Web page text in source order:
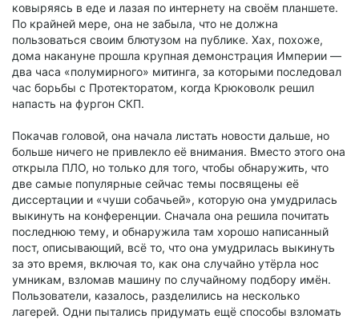
ковыряясь в еде и лазая по интернету на своём планшете.
По крайней мере, она не забыла, что не должна
пользоваться своим блютузом на публике. Хах, похоже,
дома накануне прошла крупная демонстрация Империи —
два часа «полумирного» митинга, за которыми последовал
час борьбы с Протекторатом, когда Крюковолк решил
напасть на фургон СКП.
Покачав головой, она начала листать новости дальше, но
больше ничего не привлекло её внимания. Вместо этого она
открыла ПЛО, но только для того, чтобы обнаружить, что
две самые популярные сейчас темы посвящены её
диссертации и «чуши собачьей», которую она умудрилась
выкинуть на конференции. Сначала она решила почитать
последнюю тему, и обнаружила там хорошо написанный
пост, описывающий, всё то, что она умудрилась выкинуть
за это время, включая то, как она случайно утёрла нос
умникам, взломав машину по случайному подбору имён.
Пользователи, казалось, разделились на несколько
лагерей. Одни пытались придумать ещё способы взломать